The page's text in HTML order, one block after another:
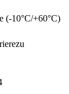
(-10°C/+60°C)